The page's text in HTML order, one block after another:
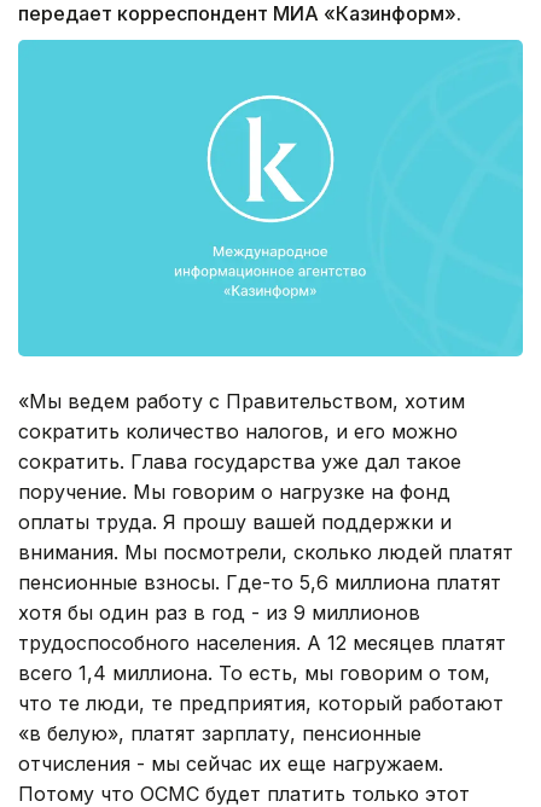
передает корреспондент МИА «Казинформ».
«Мы ведем работу с Правительством, хотим
сократить количество налогов, и его можно
сократить. Глава государства уже дал такое
поручение. Мы говорим о нагрузке на фонд
оплаты труда. Я прошу вашей поддержки и
внимания. Мы посмотрели, сколько людей платят
пенсионные взносы. Где-то 5,6 миллиона платят
хотя бы один раз в год - из 9 миллионов
трудоспособного населения. А 12 месяцев платят
всего 1,4 миллиона. То есть, мы говорим о том,
что те люди, те предприятия, который работают
«в белую», платят зарплату, пенсионные
отчисления - мы сейчас их еще нагружаем.
Потому что ОСМС будет платить только этот